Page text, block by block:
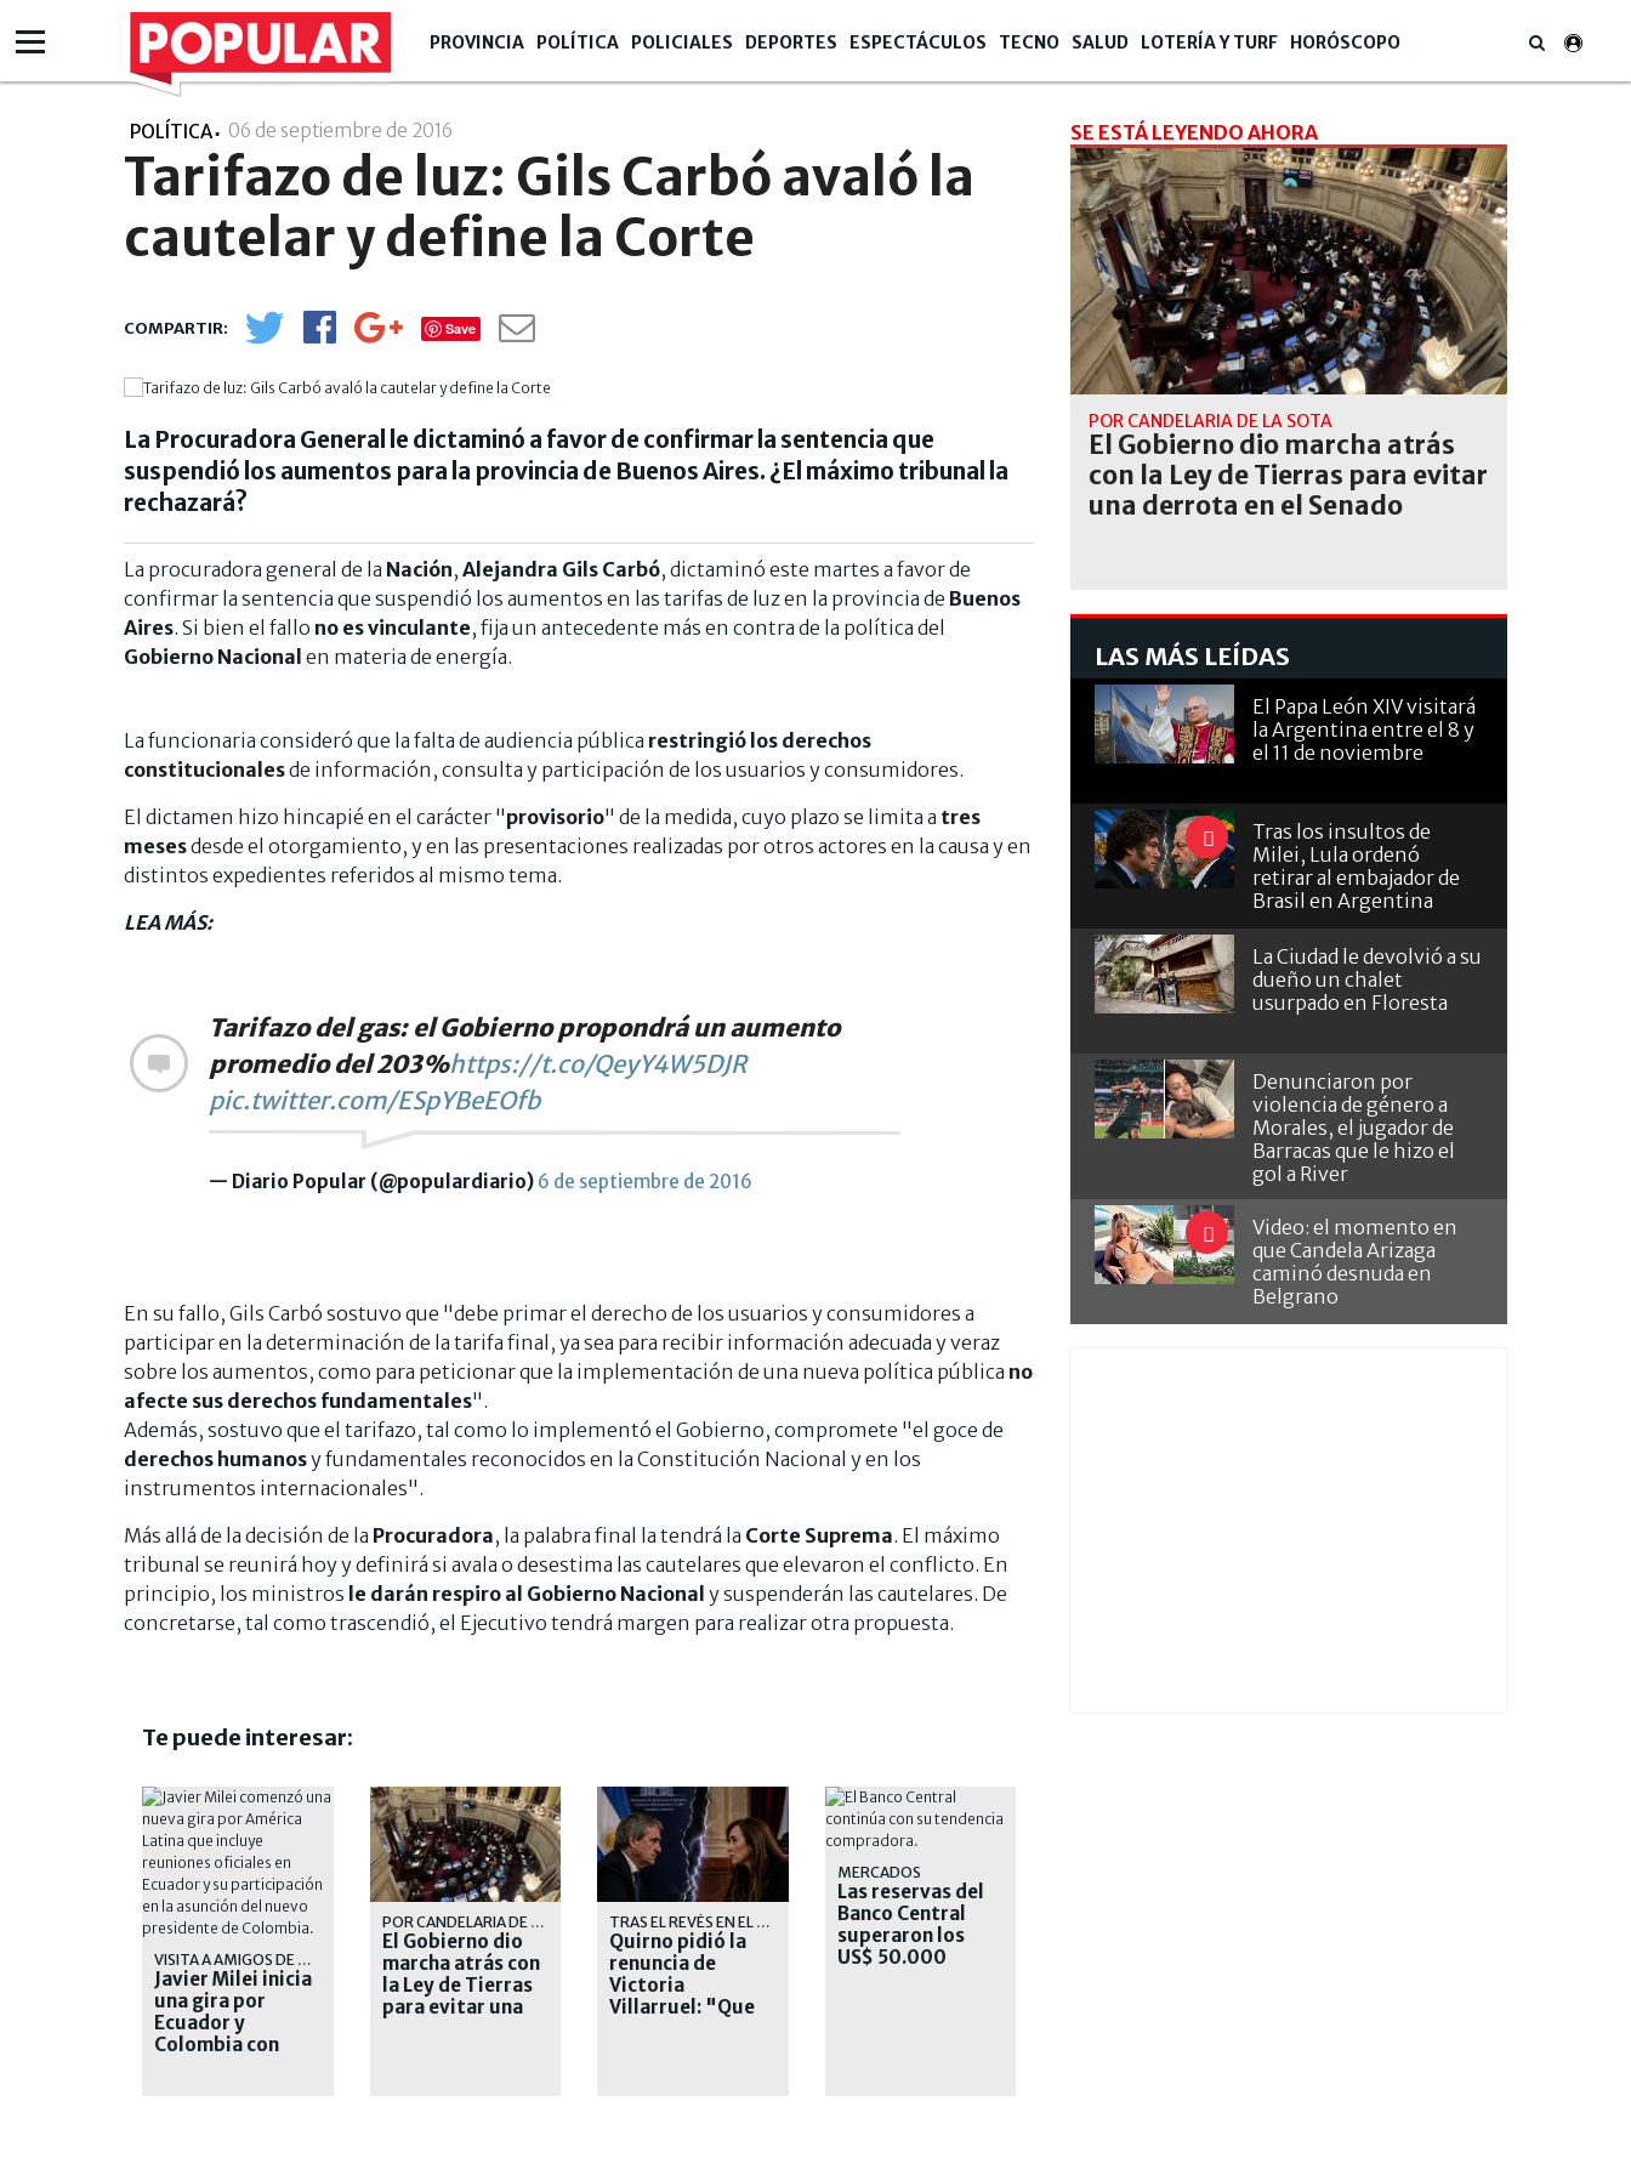
PROVINCIA POLÍTICA POLICIALES DEPORTES ESPECTÁCULOS TECNO SALUD LOTERÍA Y TURF HORÓSCOPO
POLÍTICA 06 de septiembre de 2016
Tarifazo de luz: Gils Carbó avaló la
cautelar y define la Corte
Save
La Procuradora General le dictaminó a favor de confirmar la sentencia que
suspendió los aumentos para la provincia de Buenos Aires. ¿El máximo tribunal la
rechazará?
La procuradora general de la Nación, Alejandra Gils Carbó, dictaminó este martes a favor de
confirmar la sentencia que suspendió los aumentos en las tarifas de luz en la provincia de Buenos
Aires. Si bien el fallo no es vinculante, fija un antecedente más en contra de la política del
Gobierno Nacional en materia de energía.
La funcionaria consideró que la falta de audiencia pública restringió los derechos
constitucionalesde información, consulta y participación de los usuarios y consumidores.
El dictamen hizo hincapié en el carácter "provisorio" de la medida, cuyo plazo se limita a tres
mesesdesde el otorgamiento, y en las presentaciones realizadas por otros actores en la causa y en
distintos expedientes referidos al mismo tema.
LEA MÁS:
Tarifazo del gas: el Gobierno propondrá un aumento
promedio del 203%https://t.co/QeyY4W5DJR
pic.twitter.com/ESpYBeEOfb
— Diario Popular (@populardiario) 6 de septiembre de 2016
En su fallo, Gils Carbó sostuvo que "debe primar el derecho de los usuarios y consumidores a
participar en la determinación de la tarifa final, ya sea para recibir información adecuada y veraz
sobre los aumentos, como para peticionar que la implementación de una nueva política pública no
afecte sus derechos fundamentales".
Además, sostuvo que el tarifazo, tal como lo implementó el Gobierno, compromete "el goce de
derechos humanosy fundamentales reconocidos en la Constitución Nacional y en los
instrumentos internacionales".
Más allá de la decisión de la Procuradora, la palabra final la tendrá la Corte Suprema. El máximo
tribunal se reunirá hoy y definirá si avala o desestima las cautelares que elevaron el conflicto. En
principio, los ministros le darán respiro al Gobierno Nacional y suspenderán las cautelares. De
concretarse, tal como trascendió, el Ejecutivo tendrá margen para realizar otra propuesta.
Te puede interesar:
VISITA A AMIGOS DE DERECHA
Javier Milei inicia
una gira por
Ecuador y
Colombia con
POR CANDELARIA DE LA SOTA
El Gobierno dio
marcha atrás con
la Ley de Tierras
para evitar una
TRAS EL REVÉS EN EL SENADO
Quirno pidió la
renuncia de
Victoria
Villarruel: "Que
MERCADOS
Las reservas del
Banco Central
superaron los
US$ 50.000
SE ESTÁ LEYENDO AHORA
POR CANDELARIA DE LA SOTA
El Gobierno dio marcha atrás
con la Ley de Tierras para evitar
una derrota en el Senado
LAS MÁS LEÍDAS
El Papa León XIV visitará
la Argentina entre el 8 y
el 11 de noviembre
Tras los insultos de
Milei, Lula ordenó
retirar al embajador de
Brasil en Argentina
La Ciudad le devolvió a su
dueño un chalet
usurpado en Floresta
Denunciaron por
violencia de género a
Morales, el jugador de
Barracas que le hizo el
gol a River
Video: el momento en
que Candela Arizaga
caminó desnuda en
Belgrano